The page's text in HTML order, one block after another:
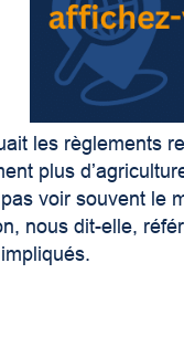
les règlements
plus
voir souvent le
nous dit-elle,